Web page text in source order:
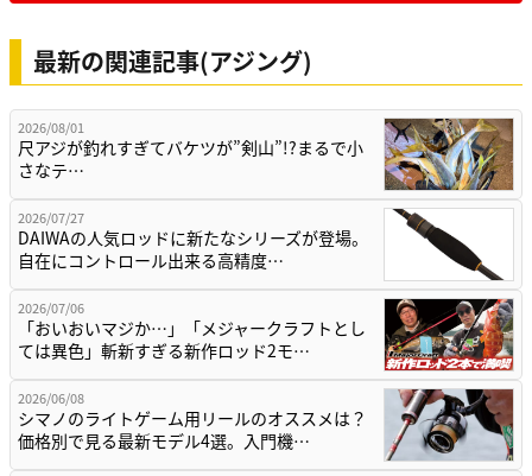
最新の関連記事(アジング)
2026/08/01
尺アジが釣れすぎてバケツが”剣山”!?まるで小
さなテ…
2026/07/27
DAIWAの人気ロッドに新たなシリーズが登場。
自在にコントロール出来る高精度…
2026/07/06
「おいおいマジか…」「メジャークラフトとし
ては異色」斬新すぎる新作ロッド2モ…
2026/06/08
シマノのライトゲーム用リールのオススメは？
価格別で見る最新モデル4選。入門機…